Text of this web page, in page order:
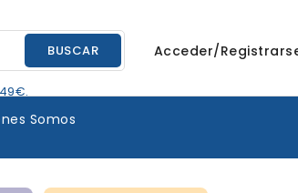
Acceder/
BUSCAR
Somos